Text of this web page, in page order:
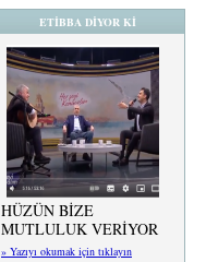
ETİBBA DİYOR Kİ
HÜZÜN BİZE
MUTLULUK VERİYOR
» Yazıyı okumak için tıklayın